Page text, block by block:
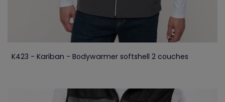
K423 - Kariban - Bodywarmer softshell 2 couches